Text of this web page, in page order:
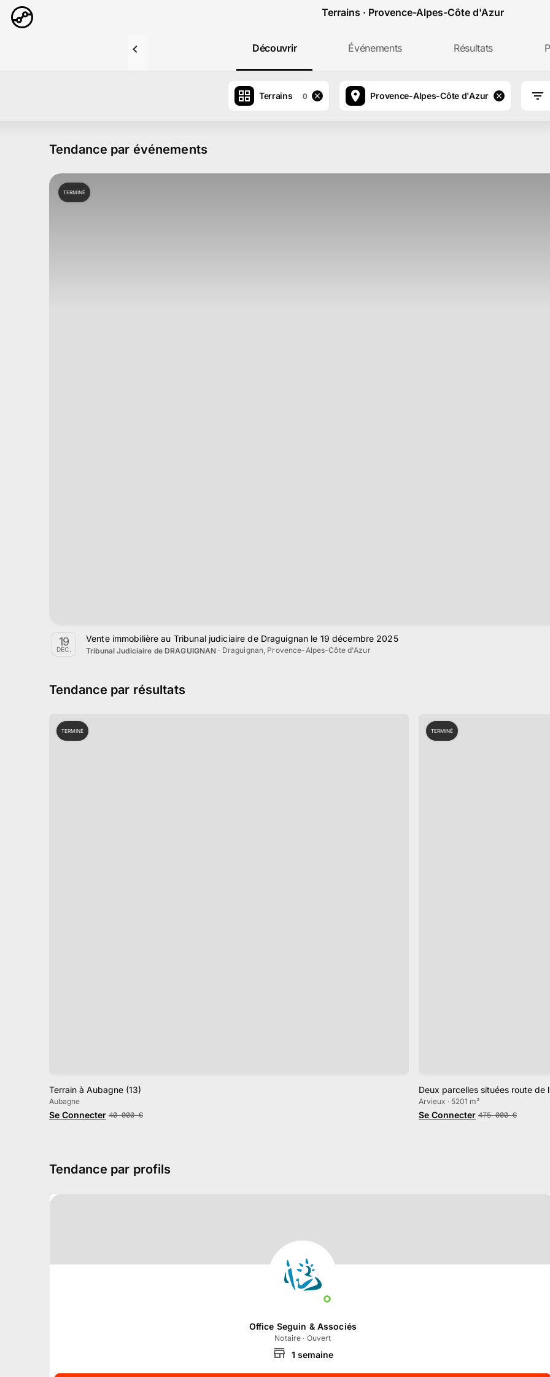
Aller au contenu principal
Terrains · Provence-Alpes-Côte d'Azur
Découvrir Événements Résultats
Terrains 0 Provence-Alpes-Côte d'Azur
Tendance par événements
TERMINÉ
19
DÉC.
Vente immobilière au Tribunal judiciaire de Draguignan le 19 décembre 2025
Tribunal Judiciaire de DRAGUIGNAN · Draguignan, Provence-Alpes-Côte d'Azur
Tendance par résultats
TERMINÉ
Terrain à Aubagne (13)
Aubagne
Se Connecter 40 000 €
TERMINÉ
Deux parcelles situées route de
Arvieux · 5201 m²
Se Connecter 475 000 €
Tendance par profils
Office Seguin & Associés
Notaire · Ouvert
1 semaine